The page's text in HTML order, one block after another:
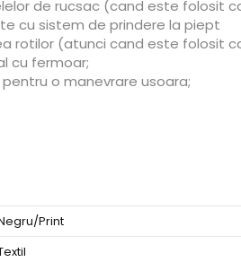
de rucsac (cand este folosit
cu sistem de prindere la piept
rotilor (atunci cand este folosit
cu fermoar;
o manevrare usoara;
Print